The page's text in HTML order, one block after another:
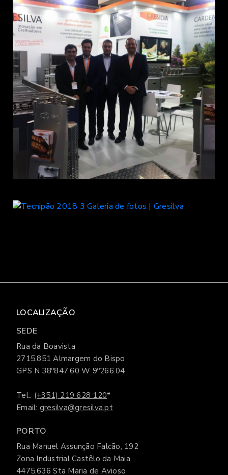
LOCALIZAÇÃO
SEDE
Rua da Boavista
2715.851 Almargem do Bispo
GPS N 38º847.60 W 9º266.04
Tel.: (+351) 219 628 120*
Email: gresilva@gresilva.pt
PORTO
Rua Manuel Assunção Falcão, 192
Zona Industrial Castêlo da Maia
4475.636 Sta Maria de Avioso